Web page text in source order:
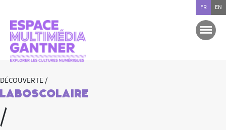
DÉCOUVERTE /
Laboscolaire
/
FR EN